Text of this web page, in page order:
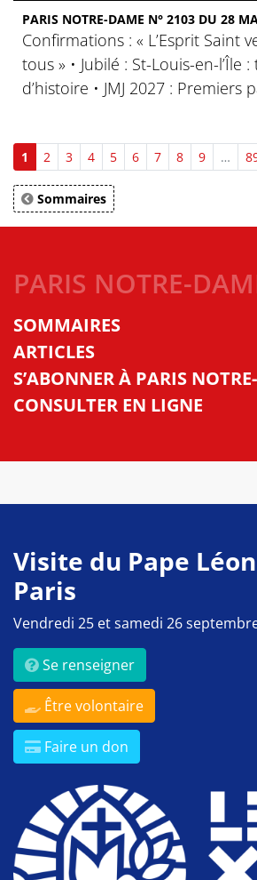
PARIS NOTRE-DAME N° 2103 DU 28
Confirmations : « L’Esprit Saint
tous » • Jubilé : St-Louis-en-l’Île
d’histoire • JMJ 2027 : Premiers
1 2 3 4 5 6 7 8 9 …
Sommaires
PARIS NOTRE-
SOMMAIRES
ARTICLES
S’ABONNER À PARIS
CONSULTER EN LIGNE
Visite du Pape
Paris
Vendredi 25 et samedi 26
Se renseigner
Être volontaire
Faire un don